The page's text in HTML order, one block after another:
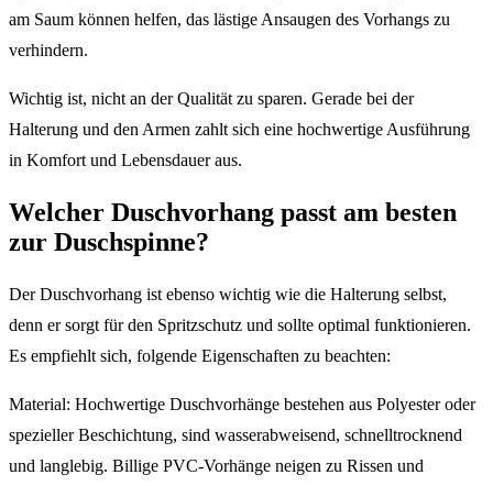
am Saum können helfen, das lästige Ansaugen des Vorhangs zu
verhindern.
Wichtig ist, nicht an der Qualität zu sparen. Gerade bei der
Halterung und den Armen zahlt sich eine hochwertige Ausführung
in Komfort und Lebensdauer aus.
Welcher Duschvorhang passt am besten
zur Duschspinne?
Der Duschvorhang ist ebenso wichtig wie die Halterung selbst,
denn er sorgt für den Spritzschutz und sollte optimal funktionieren.
Es empfiehlt sich, folgende Eigenschaften zu beachten:
Material: Hochwertige Duschvorhänge bestehen aus Polyester oder
spezieller Beschichtung, sind wasserabweisend, schnelltrocknend
und langlebig. Billige PVC-Vorhänge neigen zu Rissen und